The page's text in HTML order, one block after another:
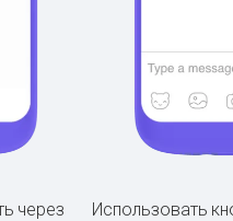
через
Использовать